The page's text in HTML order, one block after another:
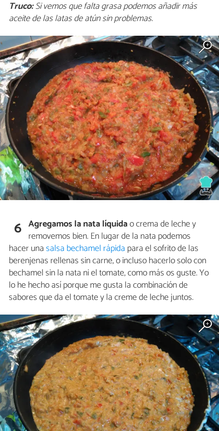
Truco:Si vemos que falta grasa podemos añadir más
aceite de las latas de atún sin problemas.
6 Agregamos la nata líquidao crema de leche y
removemos bien. En lugar de la nata podemos
hacer unasalsa bechamel rápida para el sofrito de las
berenjenas rellenas sin carne, o incluso hacerlo solo con
bechamel sin la nata ni el tomate, como más os guste. Yo
lo he hecho así porque me gusta la combinación de
sabores que da el tomate y la creme de leche juntos.